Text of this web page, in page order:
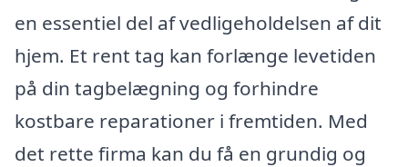
en essentiel del af vedligeholdelsen af dit
hjem. Et rent tag kan forlænge levetiden
på din tagbelægning og forhindre
kostbare reparationer i fremtiden. Med
det rette firma kan du få en grundig og